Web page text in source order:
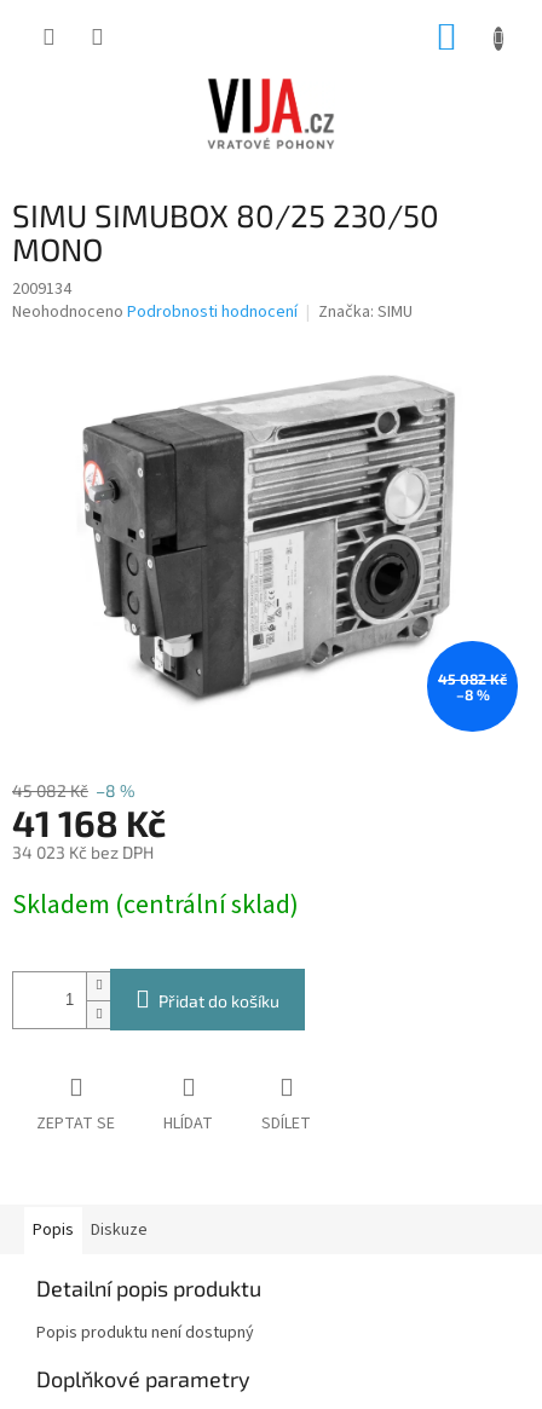
SIMU SIMUBOX 80/25 230/50
MONO
2009134
Průměrné
hvězdiček.
Neohodnoceno Podrobnosti hodnocení Značka: SIMU
45 082 Kč
–8 %
45 082 Kč –8 %
41 168 Kč
34 023 Kč bez DPH
cena:
Skladem (centrální sklad)
Přidat do košíku
ZEPTAT SE HLÍDAT SDÍLET
Popis Diskuze
Detailní popis produktu
Popis produktu není dostupný
Doplňkové parametry